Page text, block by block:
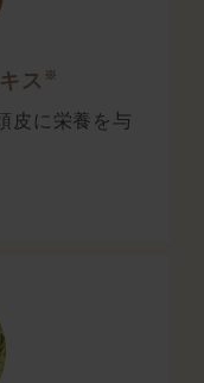
ス ※
皮に栄養を与